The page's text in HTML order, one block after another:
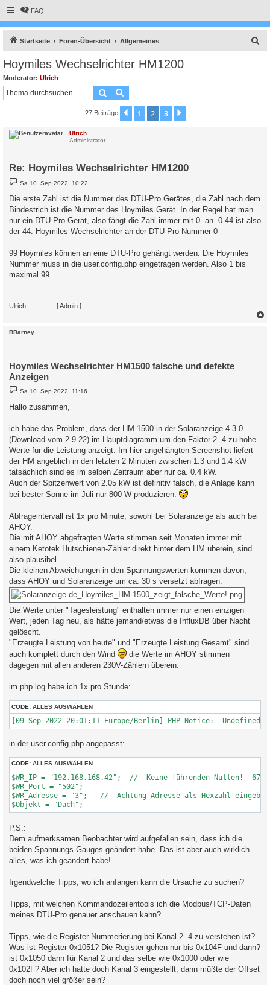
FAQ
Startseite Foren-Übersicht Allgemeines
Hoymiles Wechselrichter HM1200
Moderator: Ulrich
Suche
27 Beiträge Vorherige
1 2 3
Ulrich
Administrator
Re: Hoymiles Wechselrichter HM1200
B
e
t
r
g
Sa 10. Sep 2022, 10:22
Die erste Zahl ist die Nummer des DTU-Pro Gerätes, die Zahl nach dem
Bindestrich ist die Nummer des Hoymiles Gerät. In der Regel hat man
nur ein DTU-Pro Gerät, also fängt die Zahl immer mit 0- an. 0-44 ist also
der 44. Hoymiles Wechselrichter an der DTU-Pro Nummer 0
99 Hoymiles können an eine DTU-Pro gehängt werden. Die Hoymiles
Nummer muss in die user.config.php eingetragen werden. Also 1 bis
maximal 99
-----------------------------------------------------
Ulrich
[ Admin ]
BBarney
Hoymiles Wechselrichter HM1500 falsche und defekte
Anzeigen
B
e
i
t
g
Sa 10. Sep 2022, 11:16
Hallo zusammen,
ich habe das Problem, dass der HM-1500 in der Solaranzeige 4.3.0
(Download vom 2.9.22) im Hauptdiagramm um den Faktor 2..4 zu hohe
Werte für die Leistung anzeigt. Im hier angehängten Screenshot liefert
der HM angeblich in den letzten 2 Minuten zwischen 1.3 und 1.4 kW
tatsächlich sind es im selben Zeitraum aber nur ca. 0.4 kW.
Auch der Spitzenwert von 2.05 kW ist definitiv falsch, die Anlage kann
bei bester Sonne im Juli nur 800 W produzieren.
Abfrageintervall ist 1x pro Minute, sowohl bei Solaranzeige als auch bei
AHOY.
Die mit AHOY abgefragten Werte stimmen seit Monaten immer mit
einem Ketotek Hutschienen-Zähler direkt hinter dem HM überein, sind
also plausibel.
Die kleinen Abweichungen in den Spannungswerten kommen davon,
dass AHOY und Solaranzeige um ca. 30 s versetzt abfragen.
Die Werte unter "Tagesleistung" enthalten immer nur einen einzigen
Wert, jeden Tag neu, als hätte jemand/etwas die InfluxDB über Nacht
gelöscht.
"Erzeugte Leistung von heute" und "Erzeugte Leistung Gesamt" sind
auch komplett durch den Wind
die Werte im AHOY stimmen
dagegen mit allen anderen 230V-Zählern überein.
im php.log habe ich 1x pro Stunde:
CODE: ALLES AUSWÄHLEN
in der user.config.php angepasst:
CODE: ALLES AUSWÄHLEN
$WR_IP = "192.168.168.42";  //  Keine führenden Nullen!
$WR_Port = "502";
$WR_Adresse = "3";   //  Achtung Adresse als Hexzahl
P.S.:
Dem aufmerksamen Beobachter wird aufgefallen sein, dass ich die
beiden Spannungs-Gauges geändert habe. Das ist aber auch wirklich
alles, was ich geändert habe!
Irgendwelche Tipps, wo ich anfangen kann die Ursache zu suchen?
Tipps, mit welchen Kommandozeilentools ich die Modbus/TCP-Daten
meines DTU-Pro genauer anschauen kann?
Tipps, wie die Register-Nummerierung bei Kanal 2..4 zu verstehen ist?
Was ist Register 0x1051? Die Register gehen nur bis 0x104F und dann?
ist 0x1050 dann für Kanal 2 und das selbe wie 0x1000 oder wie
0x102F? Aber ich hatte doch Kanal 3 eingestellt, dann müßte der Offset
doch noch viel größer sein?